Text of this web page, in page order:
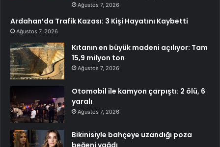
Ağustos 7, 2026
Ardahan’da Trafik Kazası: 3 Kişi Hayatını Kaybetti
Ağustos 7, 2026
Kıtanın en büyük madeni açılıyor: Tam
15,9 milyon ton
Ağustos 7, 2026
Otomobil ile kamyon çarpıştı: 2 ölü, 6
yaralı
Ağustos 7, 2026
Bikinisiyle bahçeye uzandığı poza
beğeni yağdı